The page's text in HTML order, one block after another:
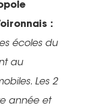
:
écoles du
au
Les 2
année et